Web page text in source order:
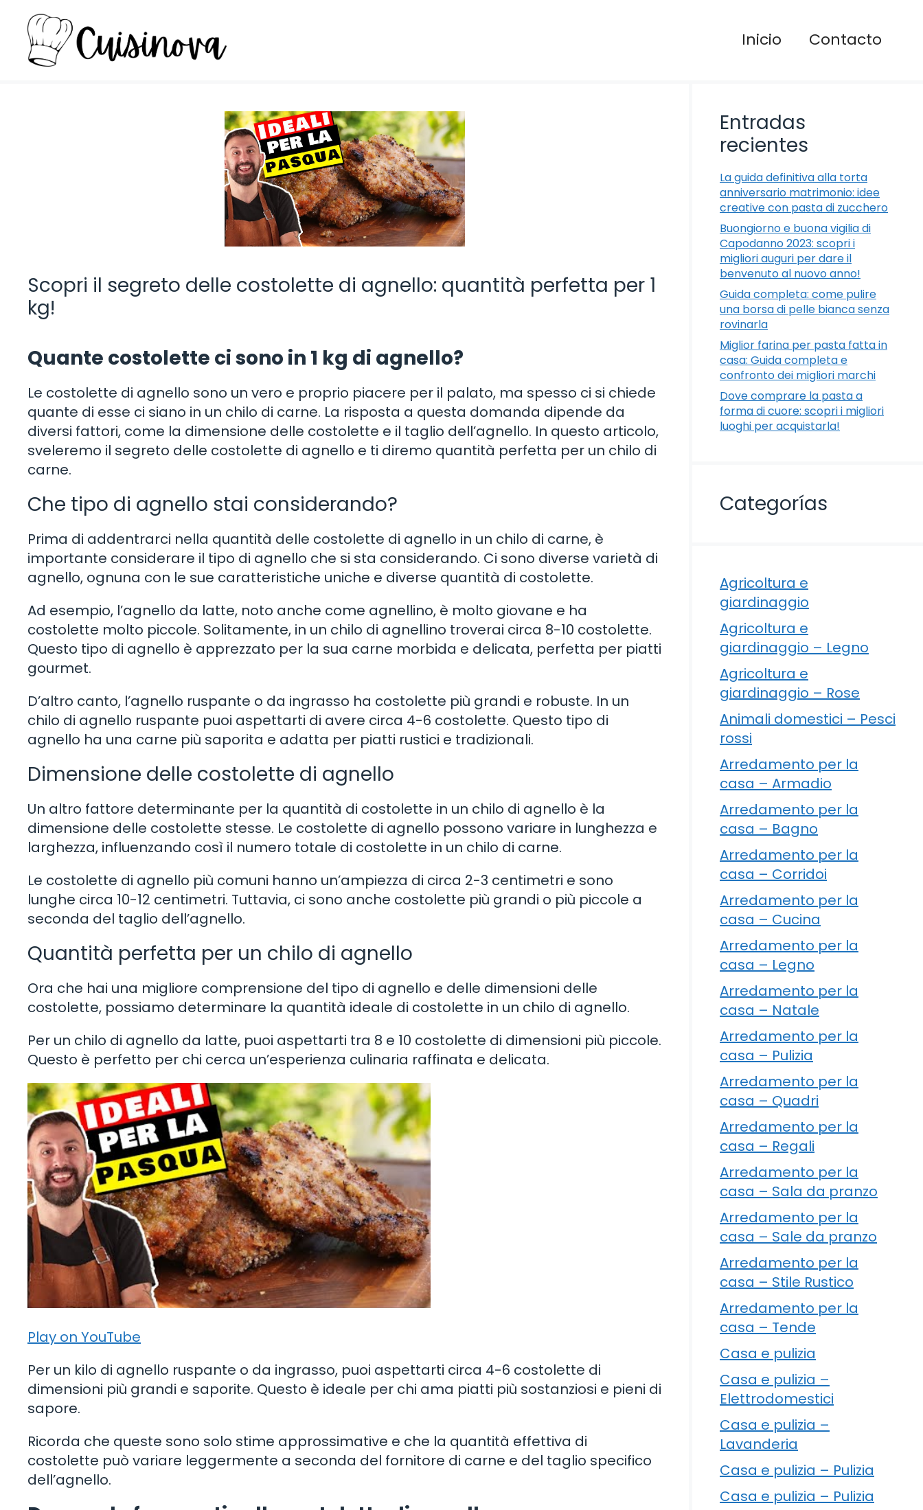
contenuto
Inicio Contacto
Scopri il segreto delle costolette di agnello: quantità perfetta per 1
kg!
Quante costolette ci sono in 1 kg di agnello?
Le costolette di agnello sono un vero e proprio piacere per il palato, ma spesso ci si chiede
quante di esse ci siano in un chilo di carne. La risposta a questa domanda dipende da
diversi fattori, come la dimensione delle costolette e il taglio dell’agnello. In questo articolo,
sveleremo il segreto delle costolette di agnello e ti diremo quantità perfetta per un chilo di
carne.
Che tipo di agnello stai considerando?
Prima di addentrarci nella quantità delle costolette di agnello in un chilo di carne, è
importante considerare il tipo di agnello che si sta considerando. Ci sono diverse varietà di
agnello, ognuna con le sue caratteristiche uniche e diverse quantità di costolette.
Ad esempio, l’agnello da latte, noto anche come agnellino, è molto giovane e ha
costolette molto piccole. Solitamente, in un chilo di agnellino troverai circa 8-10 costolette.
Questo tipo di agnello è apprezzato per la sua carne morbida e delicata, perfetta per piatti
gourmet.
D’altro canto, l’agnello ruspante o da ingrasso ha costolette più grandi e robuste. In un
chilo di agnello ruspante puoi aspettarti di avere circa 4-6 costolette. Questo tipo di
agnello ha una carne più saporita e adatta per piatti rustici e tradizionali.
Dimensione delle costolette di agnello
Un altro fattore determinante per la quantità di costolette in un chilo di agnello è la
dimensione delle costolette stesse. Le costolette di agnello possono variare in lunghezza e
larghezza, influenzando così il numero totale di costolette in un chilo di carne.
Le costolette di agnello più comuni hanno un’ampiezza di circa 2-3 centimetri e sono
lunghe circa 10-12 centimetri. Tuttavia, ci sono anche costolette più grandi o più piccole a
seconda del taglio dell’agnello.
Quantità perfetta per un chilo di agnello
Ora che hai una migliore comprensione del tipo di agnello e delle dimensioni delle
costolette, possiamo determinare la quantità ideale di costolette in un chilo di agnello.
Per un chilo di agnello da latte, puoi aspettarti tra 8 e 10 costolette di dimensioni più piccole.
Questo è perfetto per chi cerca un’esperienza culinaria raffinata e delicata.
Play on YouTube
Per un kilo di agnello ruspante o da ingrasso, puoi aspettarti circa 4-6 costolette di
dimensioni più grandi e saporite. Questo è ideale per chi ama piatti più sostanziosi e pieni di
sapore.
Ricorda che queste sono solo stime approssimative e che la quantità effettiva di
costolette può variare leggermente a seconda del fornitore di carne e del taglio specifico
dell’agnello.
Entradas
recientes
La guida definitiva alla torta
anniversario matrimonio: idee
creative con pasta di zucchero
Buongiorno e buona vigilia di
Capodanno 2023: scopri i
migliori auguri per dare il
benvenuto al nuovo anno!
Guida completa: come pulire
una borsa di pelle bianca senza
rovinarla
Miglior farina per pasta fatta in
casa: Guida completa e
confronto dei migliori marchi
Dove comprare la pasta a
forma di cuore: scopri i migliori
luoghi per acquistarla!
Categorías
Agricoltura e
giardinaggio
Agricoltura e
giardinaggio – Legno
Agricoltura e
giardinaggio – Rose
Animali domestici – Pesci
rossi
Arredamento per la
casa – Armadio
Arredamento per la
casa – Bagno
Arredamento per la
casa – Corridoi
Arredamento per la
casa – Cucina
Arredamento per la
casa – Legno
Arredamento per la
casa – Natale
Arredamento per la
casa – Pulizia
Arredamento per la
casa – Quadri
Arredamento per la
casa – Regali
Arredamento per la
casa – Sala da pranzo
Arredamento per la
casa – Sale da pranzo
Arredamento per la
casa – Stile Rustico
Arredamento per la
casa – Tende
Casa e pulizia
Casa e pulizia –
Elettrodomestici
Casa e pulizia –
Lavanderia
Casa e pulizia – Pulizia
Casa e pulizia – Pulizia